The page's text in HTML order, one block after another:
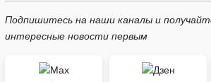
Подпишитесь на наши каналы и
интересные новости первым